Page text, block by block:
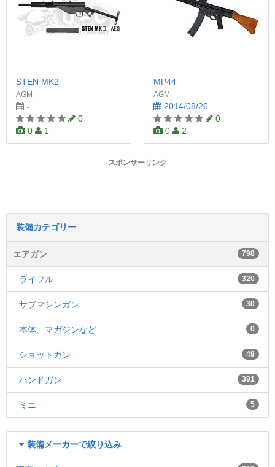
STEN MK2
AGM
-
0
0
1
MP44
AGM
2014/08/26
0
0
2
スポンサーリンク
装備カテゴリー
エアガン 798
ライフル 320
サブマシンガン 30
本体、マガジンなど 0
ショットガン 49
ハンドガン 391
ミニ 5
装備メーカーで絞り込み